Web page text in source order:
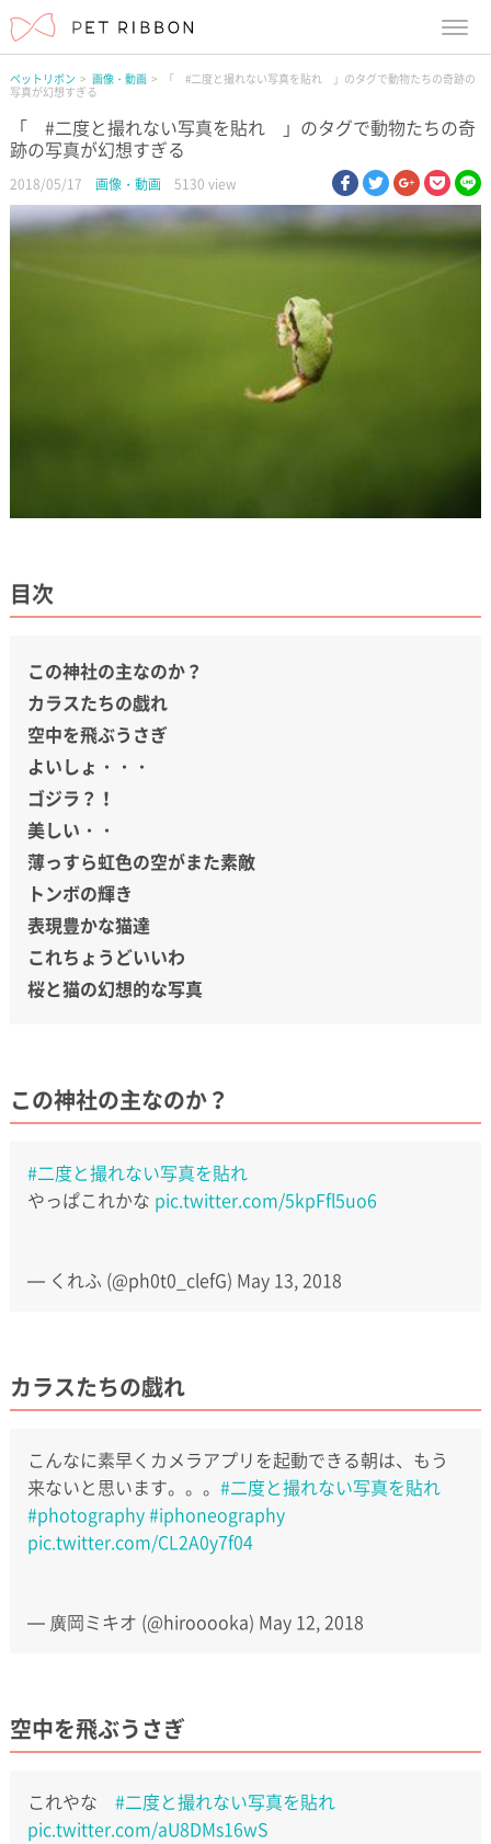
ペットリボン 画像・動画
「 #二度と撮れない写真を貼れ 」のタグで動物たちの奇跡の
写真が幻想すぎる
「 #二度と撮れない写真を貼れ 」のタグで動物たちの奇
跡の写真が幻想すぎる
2018/05/17 画像・動画 5130 view facebook
twittergoogle
目次
この神社の主なのか？
カラスたちの戯れ
空中を飛ぶうさぎ
よいしょ・・・
ゴジラ？！
美しい・・
薄っすら虹色の空がまた素敵
トンボの輝き
表現豊かな猫達
これちょうどいいわ
桜と猫の幻想的な写真
この神社の主なのか？
#二度と撮れない写真を貼れ
やっぱこれかな pic.twitter.com/5kpFfl5uo6
— くれふ (@ph0t0_clefG) May 13, 2018
カラスたちの戯れ
こんなに素早くカメラアプリを起動できる朝は、もう
来ないと思います。。。 #二度と撮れない写真を貼れ
#photography#iphoneography
pic.twitter.com/CL2A0y7f04
— 廣岡ミキオ (@hirooooka) May 12, 2018
空中を飛ぶうさぎ
これやな #二度と撮れない写真を貼れ
pic.twitter.com/aU8DMs16wS